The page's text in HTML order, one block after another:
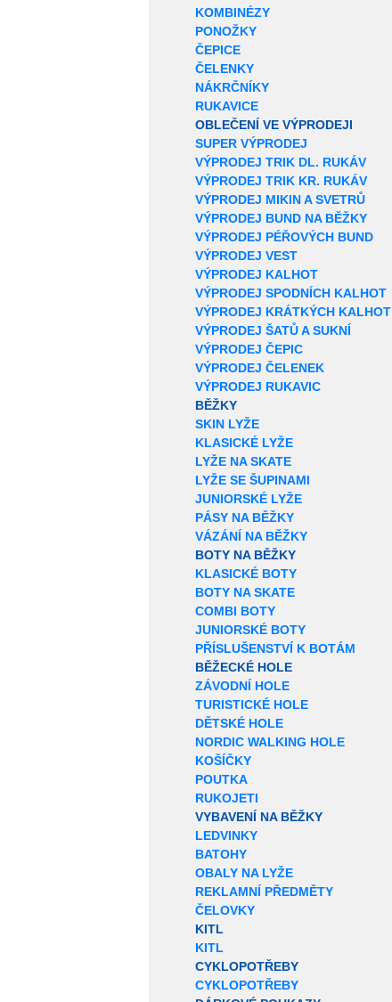
KOMBINÉZY
PONOŽKY
ČEPICE
ČELENKY
NÁKRČNÍKY
RUKAVICE
OBLEČENÍ VE VÝPRODEJI
SUPER VÝPRODEJ
VÝPRODEJ TRIK DL. RUKÁV
VÝPRODEJ TRIK KR. RUKÁV
VÝPRODEJ MIKIN A SVETRŮ
VÝPRODEJ BUND NA BĚŽKY
VÝPRODEJ PÉŘOVÝCH BUND
VÝPRODEJ VEST
VÝPRODEJ KALHOT
VÝPRODEJ SPODNÍCH KALHOT
VÝPRODEJ KRÁTKÝCH KALHOT
VÝPRODEJ ŠATŮ A SUKNÍ
VÝPRODEJ ČEPIC
VÝPRODEJ ČELENEK
VÝPRODEJ RUKAVIC
BĚŽKY
SKIN LYŽE
KLASICKÉ LYŽE
LYŽE NA SKATE
LYŽE SE ŠUPINAMI
JUNIORSKÉ LYŽE
PÁSY NA BĚŽKY
VÁZÁNÍ NA BĚŽKY
BOTY NA BĚŽKY
KLASICKÉ BOTY
BOTY NA SKATE
COMBI BOTY
JUNIORSKÉ BOTY
PŘÍSLUŠENSTVÍ K BOTÁM
BĚŽECKÉ HOLE
ZÁVODNÍ HOLE
TURISTICKÉ HOLE
DĚTSKÉ HOLE
NORDIC WALKING HOLE
KOŠÍČKY
POUTKA
RUKOJETI
VYBAVENÍ NA BĚŽKY
LEDVINKY
BATOHY
OBALY NA LYŽE
REKLAMNÍ PŘEDMĚTY
ČELOVKY
KITL
KITL
CYKLOPOTŘEBY
CYKLOPOTŘEBY